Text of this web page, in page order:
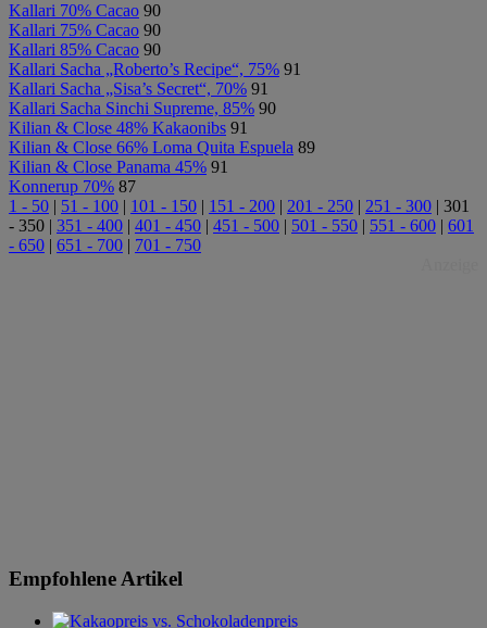
Kallari 70% Cacao 90
Kallari 75% Cacao 90
Kallari 85% Cacao 90
Kallari Sacha „Roberto’s Recipe“, 75% 91
Kallari Sacha „Sisa’s Secret“, 70% 91
Kallari Sacha Sinchi Supreme, 85% 90
Kilian & Close 48% Kakaonibs 91
Kilian & Close 66% Loma Quita Espuela 89
Kilian & Close Panama 45% 91
Konnerup 70% 87
1 - 50 | 51 - 100 | 101 - 150 | 151 - 200 | 201 - 250 | 251 - 300 | 301
- 350 | 351 - 400 | 401 - 450 | 451 - 500 | 501 - 550 | 551 - 600 | 601
- 650 | 651 - 700 | 701 - 750
Empfohlene Artikel